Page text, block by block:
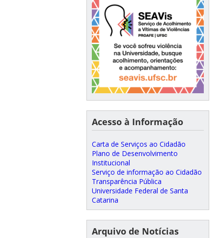
Acesso à Informação
Carta de Serviços ao Cidadão
Plano de Desenvolvimento
Institucional
Serviço de informação ao Cidadão
Transparência Pública
Universidade Federal de Santa
Catarina
Arquivo de Notícias